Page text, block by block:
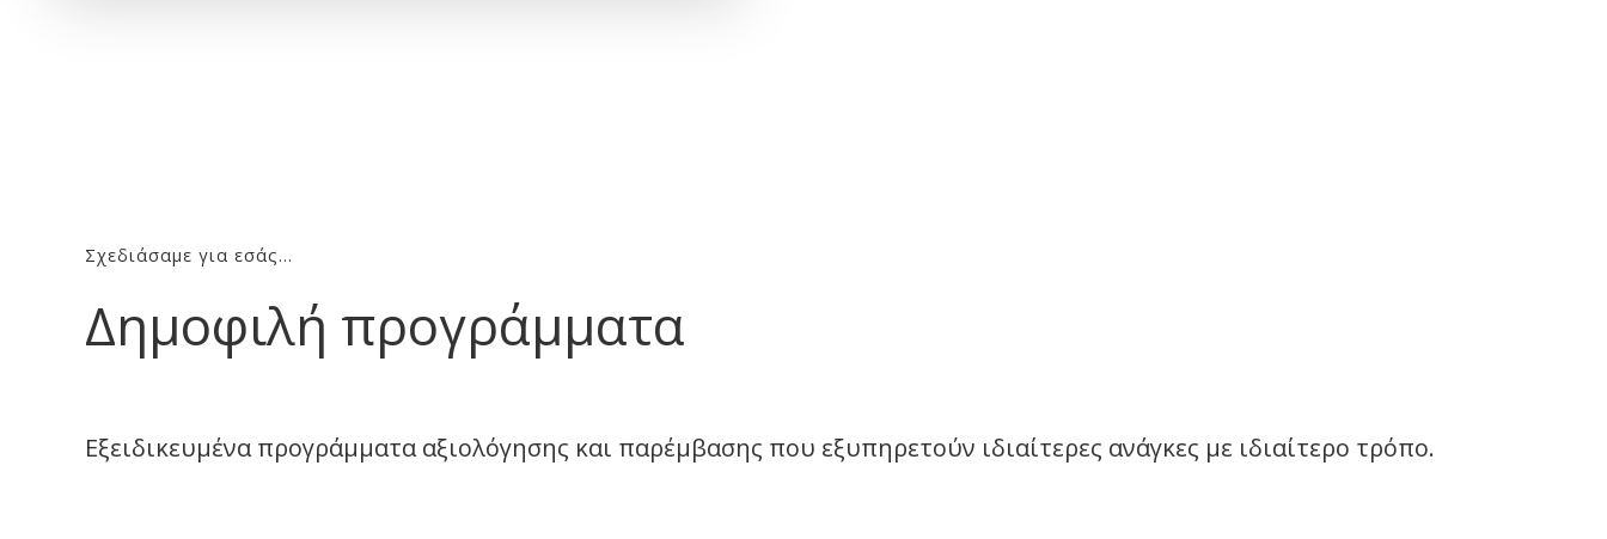
Σχεδιάσαμε για εσάς…
Δημοφιλή προγράμματα
Εξειδικευμένα προγράμματα αξιολόγησης και παρέμβασης που εξυπηρετούν ιδιαίτερες ανάγκες με ιδιαίτερο τρόπο.